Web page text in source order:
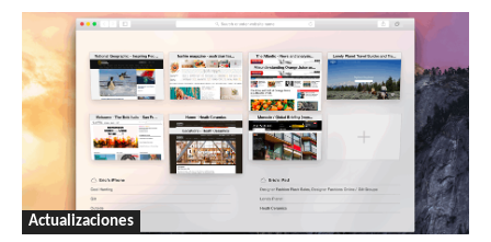
Actualizaciones